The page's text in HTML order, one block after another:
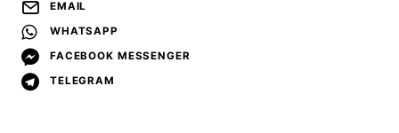
EMAIL
WHATSAPP
FACEBOOK MESSENGER
TELEGRAM